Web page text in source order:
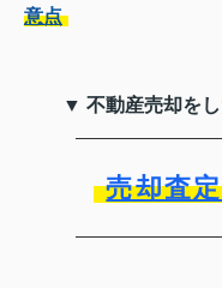
意点
▼ 不動産売却を
売却査